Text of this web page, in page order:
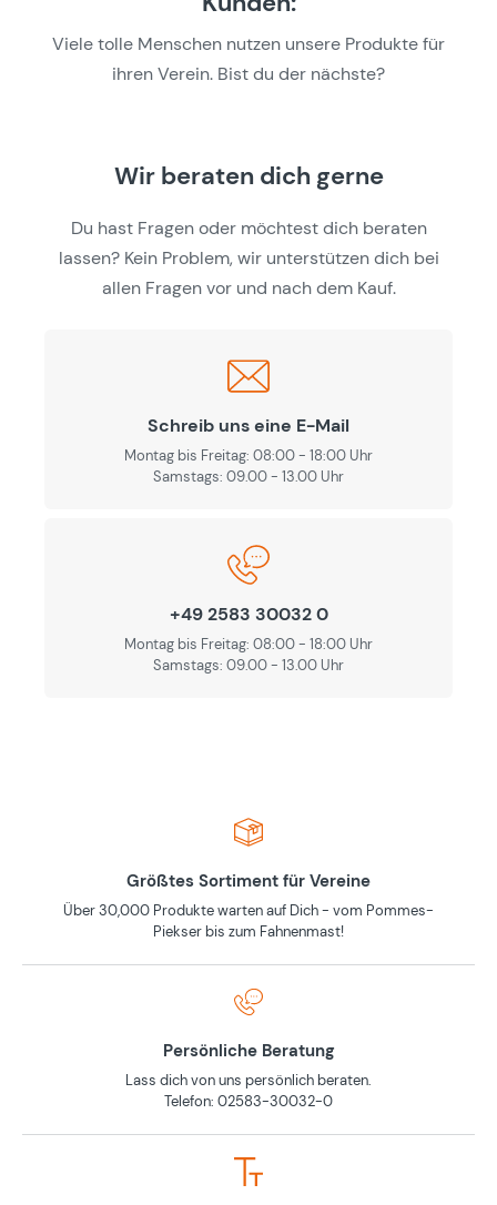
Viele tolle Menschen nutzen unsere Produkte für
ihren Verein. Bist du der nächste?
Wir beraten dich gerne
Du hast Fragen oder möchtest dich beraten
lassen? Kein Problem, wir unterstützen dich bei
allen Fragen vor und nach dem Kauf.
Schreib uns eine E-Mail
Montag bis Freitag: 08:00 - 18:00 Uhr
Samstags: 09.00 - 13.00 Uhr
+49 2583 30032 0
Montag bis Freitag: 08:00 - 18:00 Uhr
Samstags: 09.00 - 13.00 Uhr
Größtes Sortiment für Vereine
Über 30,000 Produkte warten auf Dich - vom Pommes-
Piekser bis zum Fahnenmast!
Persönliche Beratung
Lass dich von uns persönlich beraten.
Telefon: 02583-30032-0